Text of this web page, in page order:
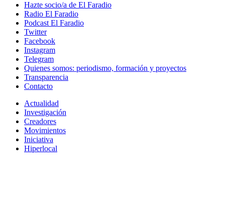
Hazte socio/a de El Faradio
Radio El Faradio
Podcast El Faradio
Twitter
Facebook
Instagram
Telegram
Quienes somos: periodismo, formación y proyectos
Transparencia
Contacto
Actualidad
Investigación
Creadores
Movimientos
Iniciativa
Hiperlocal